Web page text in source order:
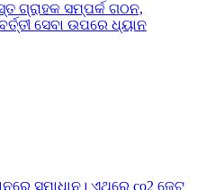
ଗ୍ରାହକ ସମ୍ପର୍କ ଗଠନ,
ସେବା ଉପରେ ଧ୍ୟାନ
ସମାଧାନ। ଏଥିରେ co2 ଜେଟ୍